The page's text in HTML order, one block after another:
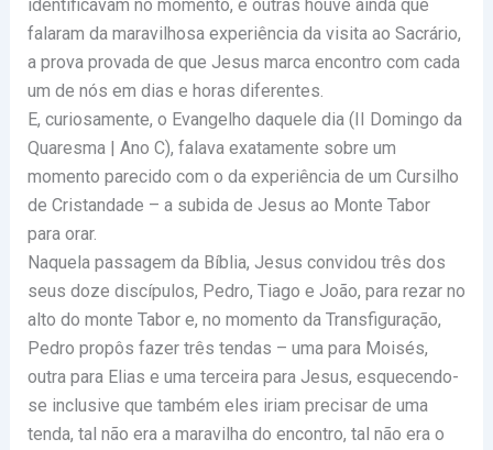
identificavam no momento, e outras houve ainda que
falaram da maravilhosa experiência da visita ao Sacrário,
a prova provada de que Jesus marca encontro com cada
um de nós em dias e horas diferentes.
E, curiosamente, o Evangelho daquele dia (II Domingo da
Quaresma | Ano C), falava exatamente sobre um
momento parecido com o da experiência de um Cursilho
de Cristandade – a subida de Jesus ao Monte Tabor
para orar.
Naquela passagem da Bíblia, Jesus convidou três dos
seus doze discípulos, Pedro, Tiago e João, para rezar no
alto do monte Tabor e, no momento da Transfiguração,
Pedro propôs fazer três tendas – uma para Moisés,
outra para Elias e uma terceira para Jesus, esquecendo-
se inclusive que também eles iriam precisar de uma
tenda, tal não era a maravilha do encontro, tal não era o